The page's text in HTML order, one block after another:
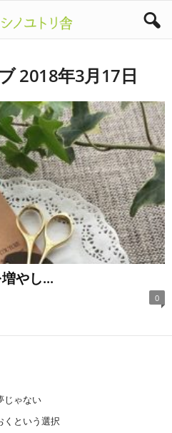
2018年3月17日
やし...
0
じゃない
という選択